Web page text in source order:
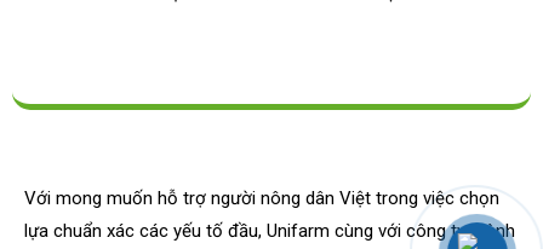
Với mong muốn hỗ trợ người nông dân Việt trong việc chọn
lựa chuẩn xác các yếu tố đầu, Unifarm cùng với công ty thành